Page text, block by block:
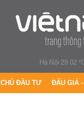
Hà Nội 29.02
CHỦ ĐẦU TƯ ĐẤU GIÁ